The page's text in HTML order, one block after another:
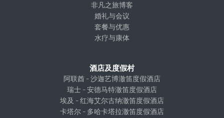
非凡之旅博客
婚礼与会议
套餐与优惠
水疗与康体
酒店及度假村
阿联酋 – 沙迦艺博澈笛度假酒店
瑞士 – 安德马特澈笛度假酒店
埃及 – 红海艾尔古纳澈笛度假酒店
卡塔尔 – 多哈卡塔拉澈笛度假酒店